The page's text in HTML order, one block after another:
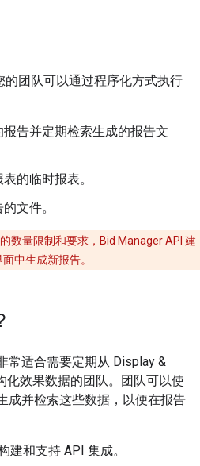
的团队可以通过程序化方式执行
告并定期检索生成的报告文
的临时报表。
文件。
数量限制和要求，Bid Manager API 建
中生成新报告。
常适合需要定期从 Display &
化效果数据的团队。团队可以使
成并检索这些数据，以便在报告
建和支持 API 集成。